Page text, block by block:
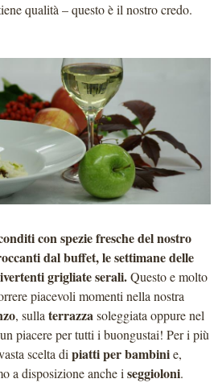
qualità – questo è il nostro credo.
con spezie fresche del nostro
dal buffet, le settimane delle
grigliate serali.Questo e molto
piacevoli momenti nella nostra
, sullaterrazzasoleggiata oppure nel
piacere per tutti i buongustai! Per i più
scelta dipiatti per bambinie,
a disposizione anche iseggioloni.